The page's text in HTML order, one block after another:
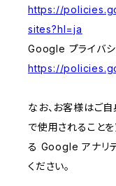
https://
sites?hl=ja
Google プライバシ
https://
なお、お客様はご
で使用されること
る Google アナリ
ください。